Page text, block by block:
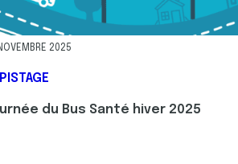
2025
du Bus Santé hiver 2025